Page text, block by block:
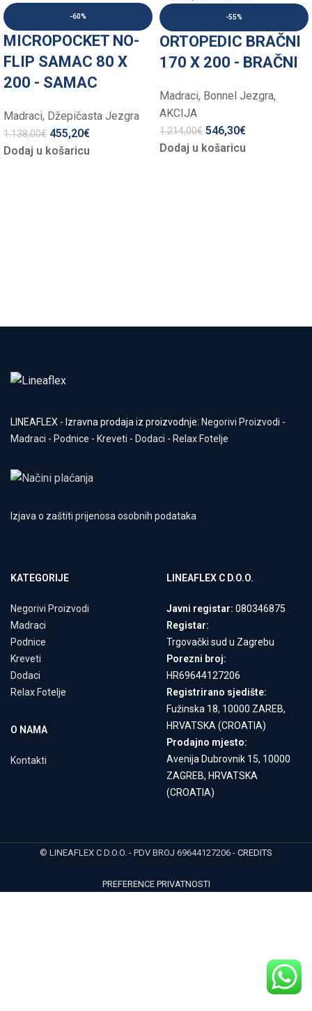
-60%
MICROPOCKET NO-
FLIP SAMAC 80 X
200 - SAMAC
Madraci, Džepičasta Jezgra
1.138,00€ 455,20€
Dodaj u košaricu
-55%
ORTOPEDIC BRAČNI
170 X 200 - BRAČNI
Madraci, Bonnel Jezgra,
AKCIJA
1.214,00€ 546,30€
Dodaj u košaricu
LINEAFLEX - Izravna prodaja iz proizvodnje: Negorivi Proizvodi -
Madraci - Podnice - Kreveti - Dodaci - Relax Fotelje
Izjava o zaštiti prijenosa osobnih podataka
KATEGORIJE
Negorivi Proizvodi
Madraci
Podnice
Kreveti
Dodaci
Relax Fotelje
O NAMA
Kontakti
LINEAFLEX C D.O.O.
Javni registar: 080346875
Registar:
Trgovački sud u Zagrebu
Porezni broj:
HR69644127206
Registrirano sjedište:
Fužinska 18, 10000 ZAREB,
HRVATSKA (CROATIA)
Prodajno mjesto:
Avenija Dubrovnik 15, 10000
ZAGREB, HRVATSKA
(CROATIA)
© LINEAFLEX C D.O.O. - PDV BROJ 69644127206 - CREDITS
PREFERENCE PRIVATNOSTI